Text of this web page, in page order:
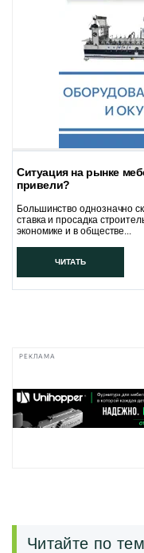
Ситуация на рынке
привели?
Большинство однозначно
ставка и просадка
экономике и в обществе...
ЧИТАТЬ
РЕКЛАМА
Читайте по